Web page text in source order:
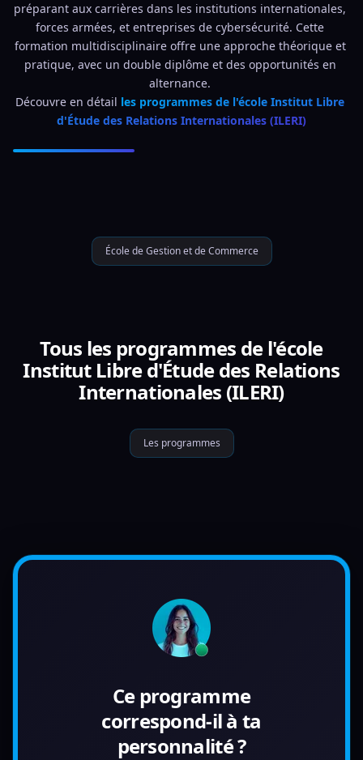
préparant aux carrières dans les institutions internationales,
forces armées, et entreprises de cybersécurité. Cette
formation multidisciplinaire offre une approche théorique et
pratique, avec un double diplôme et des opportunités en
alternance.
Découvre en détail les programmes de l'école Institut Libre
d'Étude des Relations Internationales (ILERI)
École de Gestion et de Commerce
Tous les programmes de l'école
Institut Libre d'Étude des Relations
Internationales (ILERI)
Les programmes
Ce programme
correspond-il à ta
personnalité ?